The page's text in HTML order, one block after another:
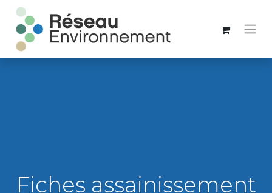
Fiches assainissement